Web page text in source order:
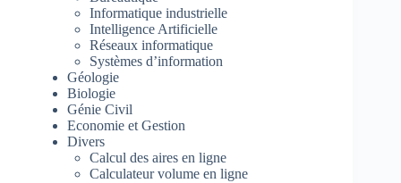
Informatique industrielle
Intelligence Artificielle
Réseaux informatique
Systèmes d’information
Géologie
Biologie
Génie Civil
Economie et Gestion
Divers
Calcul des aires en ligne
Calculateur volume en ligne